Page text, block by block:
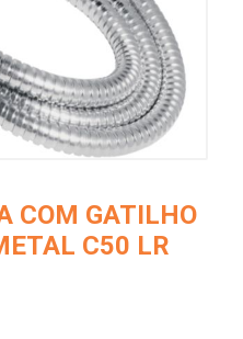
COM GATILHO
C50 LR